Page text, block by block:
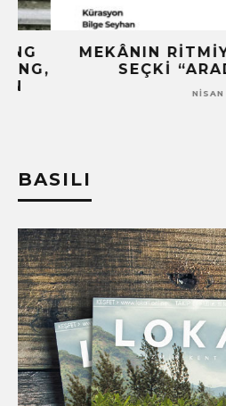
MEKÂNIN RITMIYLE
SEÇKI
NISAN 14,
BASILI